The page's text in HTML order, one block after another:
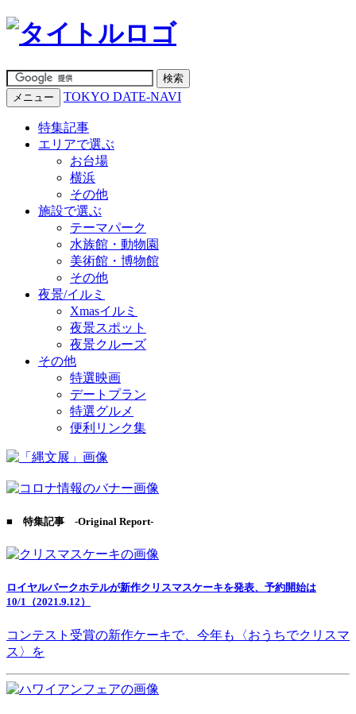
メニュー TOKYO DATE-NAVI
特集記事
エリアで選ぶ
お台場
横浜
その他
施設で選ぶ
テーマパーク
水族館・動物園
美術館・博物館
その他
夜景/イルミ
Xmasイルミ
夜景スポット
夜景クルーズ
その他
特選映画
デートプラン
特選グルメ
便利リンク集
■ 特集記事 -Original Report-
ロイヤルパークホテルが新作クリスマスケーキを発表、予約開始は
10/1（2021.9.12）
コンテスト受賞の新作ケーキで、今年も〈おうちでクリスマ
ス〉を